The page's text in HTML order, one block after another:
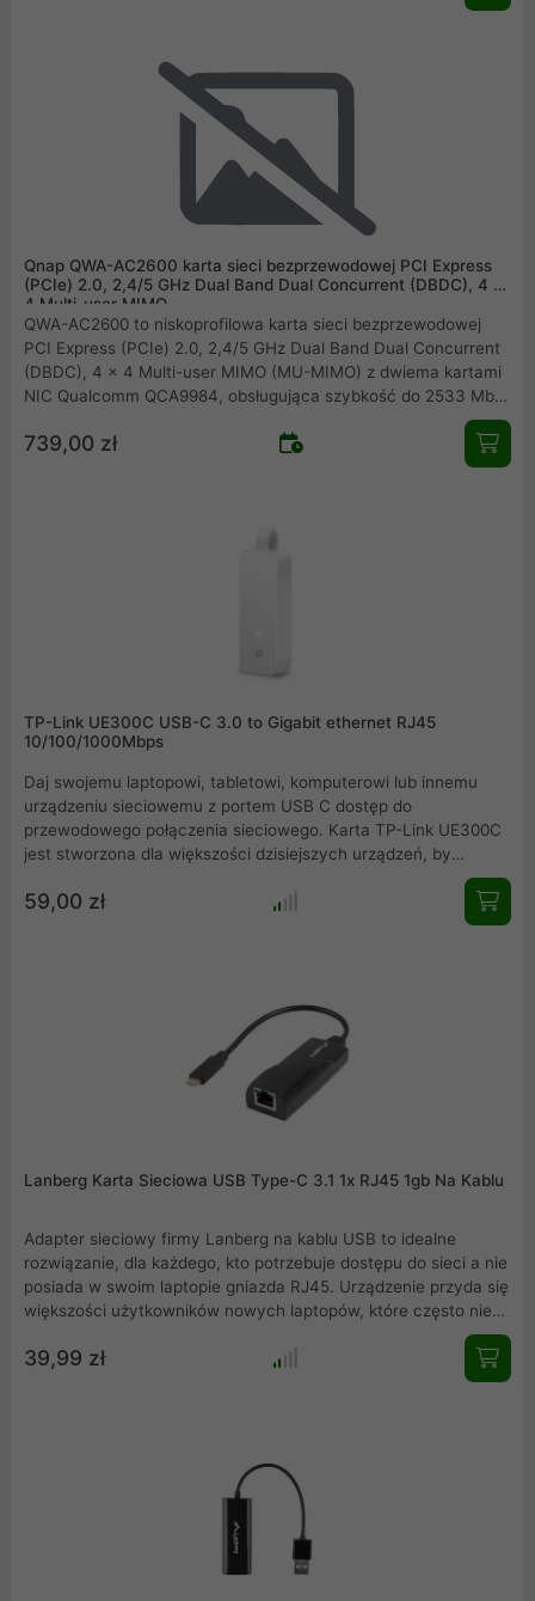
Qnap QWA-AC2600 karta sieci bezprzewodowej PCI Express
(PCIe) 2.0, 2,4/5 GHz Dual Band Dual Concurrent (DBDC), 4 x
4 Multi-user MIMO
QWA-AC2600 to niskoprofilowa karta sieci bezprzewodowej
PCI Express (PCIe) 2.0, 2,4/5 GHz Dual Band Dual Concurrent
(DBDC), 4 x 4 Multi-user MIMO (MU-MIMO) z dwiema kartami
NIC Qualcomm QCA9984, obsługująca szybkość do 2533 Mb/s
(800 Mb/s w przypadku IEEE 802.11n (2,4 GHz) i 1733 Mb/s w
przypadku IEEE 802.11ac (5 GHz)). Karta QWA-AC2600 może
być wykorzystywana z komputerami z systemem Ubuntu/Linux
szybszej łączności 802.11ac karta QWA-AC2600 umożliwia
739,00 zł
TP-Link UE300C USB-C 3.0 to Gigabit ethernet RJ45
10/100/1000Mbps
Daj swojemu laptopowi, tabletowi, komputerowi lub innemu
urządzeniu sieciowemu z portem USB C dostęp do
przewodowego połączenia sieciowego. Karta TP-Link UE300C
jest stworzona dla większości dzisiejszych urządzeń, by
zapewnić im natychmiastowy dostęp do sieci. Dzięki portowi
USB 3.0 i Gigabitowemu portowi Ethernet, z możliwe jest
uzyskanie prędkości sieciowych do 1000 Mb/s, czyniąc TP-Link
59,00 zł
Lanberg Karta Sieciowa USB Type-C 3.1 1x RJ45 1gb Na Kablu
Adapter sieciowy firmy Lanberg na kablu USB to idealne
rozwiązanie, dla każdego, kto potrzebuje dostępu do sieci a nie
posiada w swoim laptopie gniazda RJ45. Urządzenie przyda się
większości użytkowników nowych laptopów, które często nie
działanie na samym WI-FI.
39,99 zł